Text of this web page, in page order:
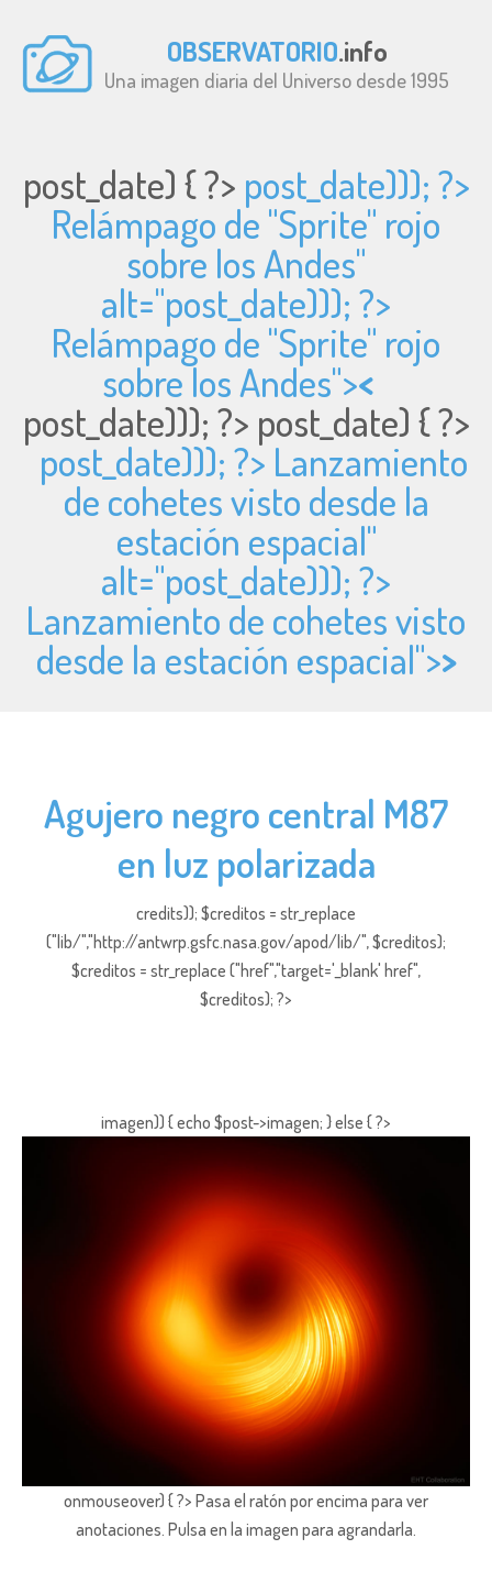
OBSERVATORIO.info
Una imagen diaria del Universo desde 1995
post_date) { ?> post_date))); ?>
Relámpago de "Sprite" rojo
sobre los Andes"
alt="post_date))); ?>
Relámpago de "Sprite" rojo
sobre los Andes"><
post_date))); ?> post_date) { ?>
post_date))); ?> Lanzamiento
de cohetes visto desde la
estación espacial"
alt="post_date))); ?>
Lanzamiento de cohetes visto
desde la estación espacial">>
Agujero negro central M87
en luz polarizada
credits)); $creditos = str_replace
("lib/","http://antwrp.gsfc.nasa.gov/apod/lib/", $creditos);
$creditos = str_replace ("href","target='_blank' href",
$creditos); ?>
imagen)) { echo $post->imagen; } else { ?>
onmouseover) { ?> Pasa el ratón por encima para ver
anotaciones. Pulsa en la imagen para agrandarla.